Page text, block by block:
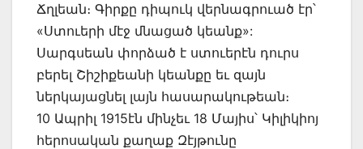
Ճղլեան։ Գիրքը դիպուկ վերնագրուած էր՝
«Ստուերի մէջ մնացած կեանք»:
Սարգսեան փորձած է ստուերէն դուրս
բերել Շիշիքեանի կեանքը եւ զայն
ներկայացնել լայն հասարակութեան։
10 Ապրիլ 1915էն մինչեւ 18 Մայիս՝ Կիլիկիոյ
հերոսական քաղաք Զէյթունը